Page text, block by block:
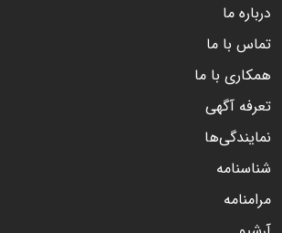
درباره ما
تماس با ما
همکاری با ما
تعرفه آگهی
نمایندگی‌ها
شناسنامه
مرامنامه